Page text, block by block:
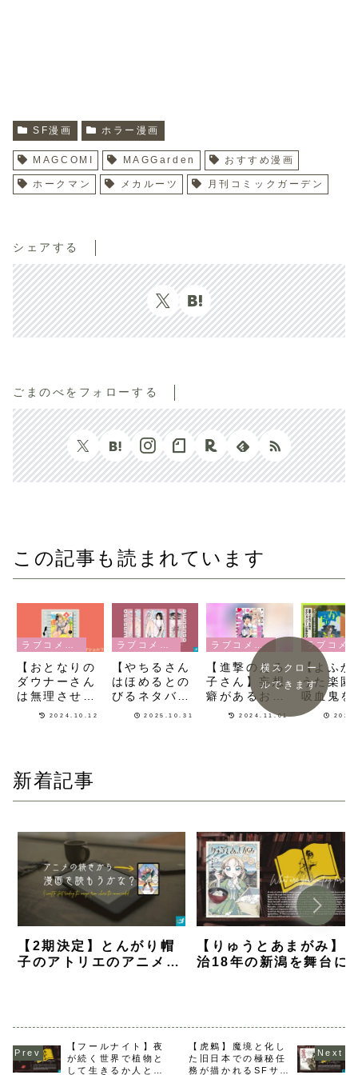
SF漫画 ホラー漫画
MAGCOMI MAGGarden おすすめ漫画
ホークマン メカルーツ 月刊コミックガーデン
シェアする
ごまのべをフォローする
この記事も読まれています
【おとなりの
ダウナーさん
は無理させな
い】お隣に住
コメ漫画
2024.10.12
【やちるさん
はほめるとの
びるネタバレ
感想】えっど
2025.10.31
ラブコメ漫画
【進撃のえろ
子さん】妄想
癖があるお姉
さんがひたす
2024.11.01
【よふか
うた楽園
吸血鬼を
する新興
横スクロー
ルできます
新着記事
【2期決定】とんがり帽
子のアトリエのアニメの
【りゅうとあまがみ】
治18年の新潟を舞台に
【フールナイト】夜
が続く世界で植物と
して生きるか人とし
【虎鶫】魔境と化し
た旧日本での極秘任
務が描かれるSFサバ